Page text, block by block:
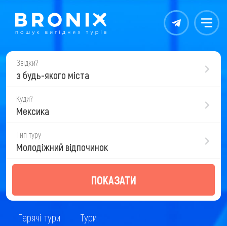
Контакты Меню
Звідки?
з будь-якого міста
Куди?
Мексика
Тип туру
Молодіжний відпочинок
ПОКАЗАТИ
Гарячі тури Тури